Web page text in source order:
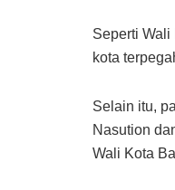
Seperti Wali
kota
Selain itu,
Nasution
Wali Kota